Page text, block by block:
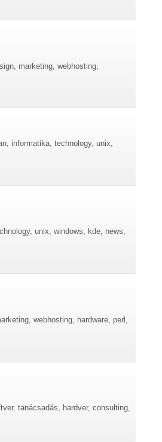
marketing, webhosting,
informatika, technology, unix,
unix, windows, kde, news,
webhosting, hardware, perl,
tanácsadás, hardver, consulting,